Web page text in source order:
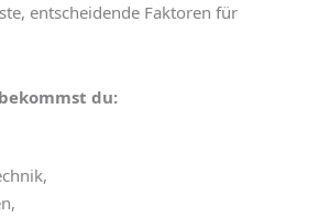
entscheidende Faktoren für
du: